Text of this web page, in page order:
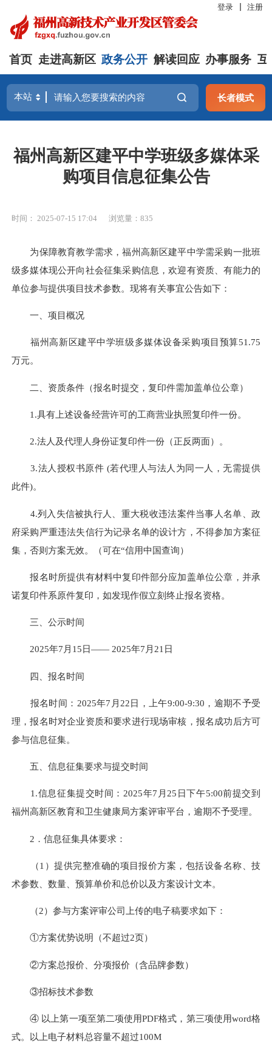
登录 注册
首页 走进高新区 政务公开 解读回应 办事服务 互
长者模式
福州高新区建平中学班级多媒体采
购项目信息征集公告
时间： 2025-07-15 17:04 浏览量：835
为保障教育教学需求，福州高新区建平中学需采购一批班
级多媒体现公开向社会征集采购信息，欢迎有资质、有能力的
单位参与提供项目技术参数。现将有关事宜公告如下：
一、项目概况
福州高新区建平中学班级多媒体设备采购项目预算51.75
万元。
二、资质条件（报名时提交，复印件需加盖单位公章）
1.具有上述设备经营许可的工商营业执照复印件一份。
2.法人及代理人身份证复印件一份（正反两面）。
3.法人授权书原件 (若代理人与法人为同一人，无需提供
此件)。
4.列入失信被执行人、重大税收违法案件当事人名单、政
府采购严重违法失信行为记录名单的设计方，不得参加方案征
集，否则方案无效。（可在“信用中国查询）
报名时所提供有材料中复印件部分应加盖单位公章，并承
诺复印件系原件复印，如发现作假立刻终止报名资格。
三、公示时间
2025年7月15日—— 2025年7月21日
四、报名时间
报名时间：2025年7月22日，上午9:00-9:30，逾期不予受
理，报名时对企业资质和要求进行现场审核，报名成功后方可
参与信息征集。
五、信息征集要求与提交时间
1.信息征集提交时间：2025年7月25日下午5:00前提交到
福州高新区教育和卫生健康局方案评审平台，逾期不予受理。
2．信息征集具体要求：
（1）提供完整准确的项目报价方案，包括设备名称、技
术参数、数量、预算单价和总价以及方案设计文本。
（2）参与方案评审公司上传的电子稿要求如下：
①方案优势说明（不超过2页）
②方案总报价、分项报价（含品牌参数）
③招标技术参数
④ 以上第一项至第二项使用PDF格式，第三项使用word格
式。以上电子材料总容量不超过100M